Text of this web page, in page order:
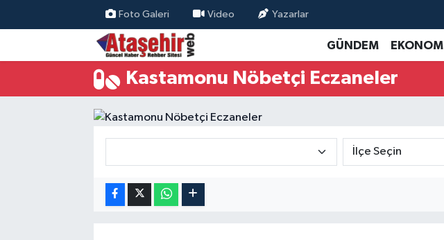
Foto Galeri Video Yazarlar
GÜNDEM EKONOMİ
Kastamonu Nöbetçi Eczaneler
Hava Durumu
Trafik Durumu
Süper Lig Puan Durumu ve Fikstür
Son Dakika Haberleri